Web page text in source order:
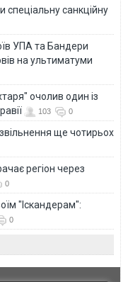
спеціальну санкційну
УПА та Бандери
на ультиматуми
очолив один із
103 0
ще чотирьох
регіон через
0
"Іскандерам":
0